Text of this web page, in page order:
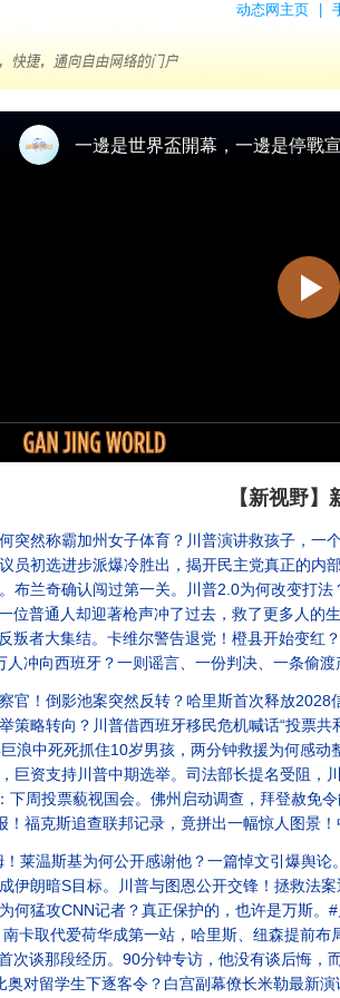
动态网主页
【新视野】
霸加州女子体育？川普演讲救孩子，一个拜登玩笑爆笑全
初选进步派爆冷胜出，揭开民主党真正的内部分歧
布兰奇确认闯过第一关。川普2.0为何改变打
通人却迎著枪声冲了过去，救了更多人的生命。五年
叛者大集结。卡维尔警告退党！橙县开始变
向西班牙？一则谣言、一份判决、一条偷渡产业
！倒影池案突然反转？哈里斯首次释放2028信号，
略转向？川普借西班牙移民危机喊话“投票共和党”
浪中死死抓住10岁男孩，两分钟救援为何感
支持川普中期选举。司法部长提名受阻，川普出新
票藐视国会。佛州启动调查，拜登赦免令能保福奇吗
福克斯追查联邦记录，竟拼出一幅惊人图景！中
斯基为何公开感谢他？一篇悼文引爆舆论。克莱顿接掌
伊朗暗S目标。川普与图恩公开交锋！拯救法
何猛攻CNN记者？真正保护的，也许是万斯
爱荷华成第一站，哈里斯、纽森提前布局。马姆达尼再
谈那段经历。90分钟专访，他没有谈后悔，而
留学生下逐客令？白宫副幕僚长米勒最新演讲，透露